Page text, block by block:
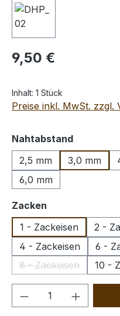
Regulärer Preis:
9,50 €
Inhalt: 1 Stück
Preise inkl. MwSt. zzgl.
Nahtabstandauswählen
2,5 mm
3,0 mm
6,0 mm
Zacken
1 - Zackeisen
2 -
4 - Zackeisen
6 -
8 - Zackeisen
(Diese Option ist
10 -
Produkt